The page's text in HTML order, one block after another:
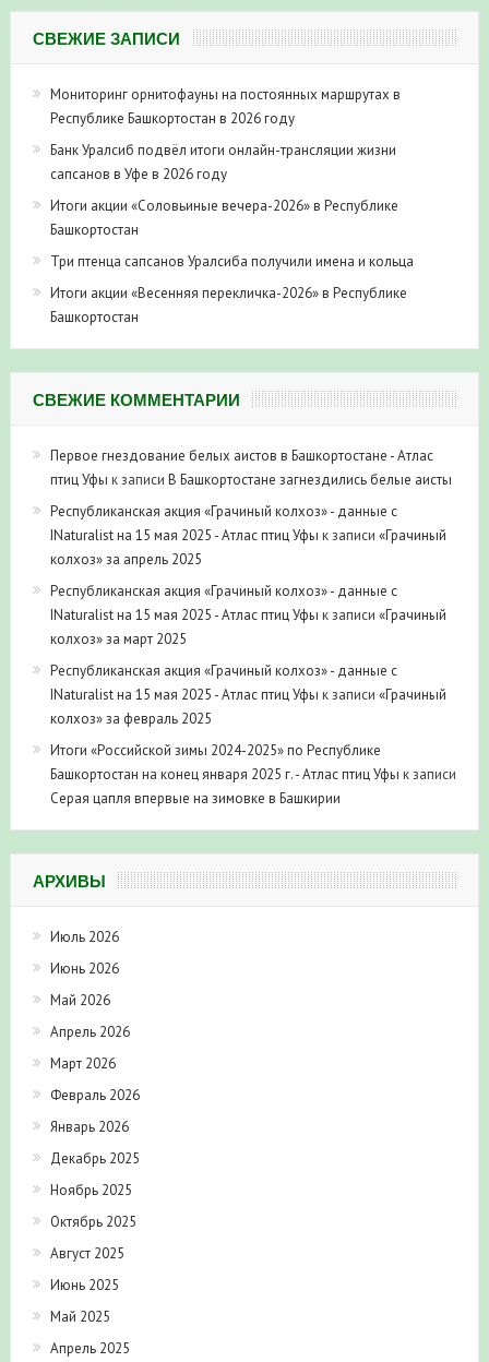
СВЕЖИЕ ЗАПИСИ
Мониторинг орнитофауны на постоянных маршрутах в
Республике Башкортостан в 2026 году
Банк Уралсиб подвёл итоги онлайн-трансляции жизни
сапсанов в Уфе в 2026 году
Итоги акции «Соловьиные вечера-2026» в Республике
Башкортостан
Три птенца сапсанов Уралсиба получили имена и кольца
Итоги акции «Весенняя перекличка-2026» в Республике
Башкортостан
СВЕЖИЕ КОММЕНТАРИИ
Первое гнездование белых аистов в Башкортостане - Атлас
птиц Уфы к записи В Башкортостане загнездились белые аисты
Республиканская акция «Грачиный колхоз» - данные с
INaturalist на 15 мая 2025 - Атлас птиц Уфы к записи «Грачиный
колхоз» за апрель 2025
Республиканская акция «Грачиный колхоз» - данные с
INaturalist на 15 мая 2025 - Атлас птиц Уфы к записи «Грачиный
колхоз» за март 2025
Республиканская акция «Грачиный колхоз» - данные с
INaturalist на 15 мая 2025 - Атлас птиц Уфы к записи «Грачиный
колхоз» за февраль 2025
Итоги «Российской зимы 2024-2025» по Республике
Башкортостан на конец января 2025 г. - Атлас птиц Уфы к записи
Серая цапля впервые на зимовке в Башкирии
АРХИВЫ
Июль 2026
Июнь 2026
Май 2026
Апрель 2026
Март 2026
Февраль 2026
Январь 2026
Декабрь 2025
Ноябрь 2025
Октябрь 2025
Август 2025
Июнь 2025
Май 2025
Апрель 2025